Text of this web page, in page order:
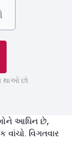
છો
આધિન છે,
વાંચો. વિગતવાર